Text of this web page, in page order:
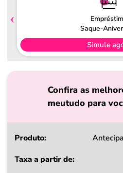
Saque-
Simule
Confira as
meutudo para
Produto